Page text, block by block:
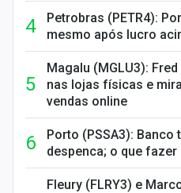
Petrobras (PETR4):
mesmo após lucro
Magalu (MGLU3):
nas lojas físicas e
vendas online
Porto (PSSA3): Banco
despenca; o que fazer
Fleury (FLRY3) e